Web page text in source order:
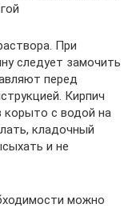
При
следует замочить
перед
Кирпич
корыто с водой на
кладочный
и не
можно